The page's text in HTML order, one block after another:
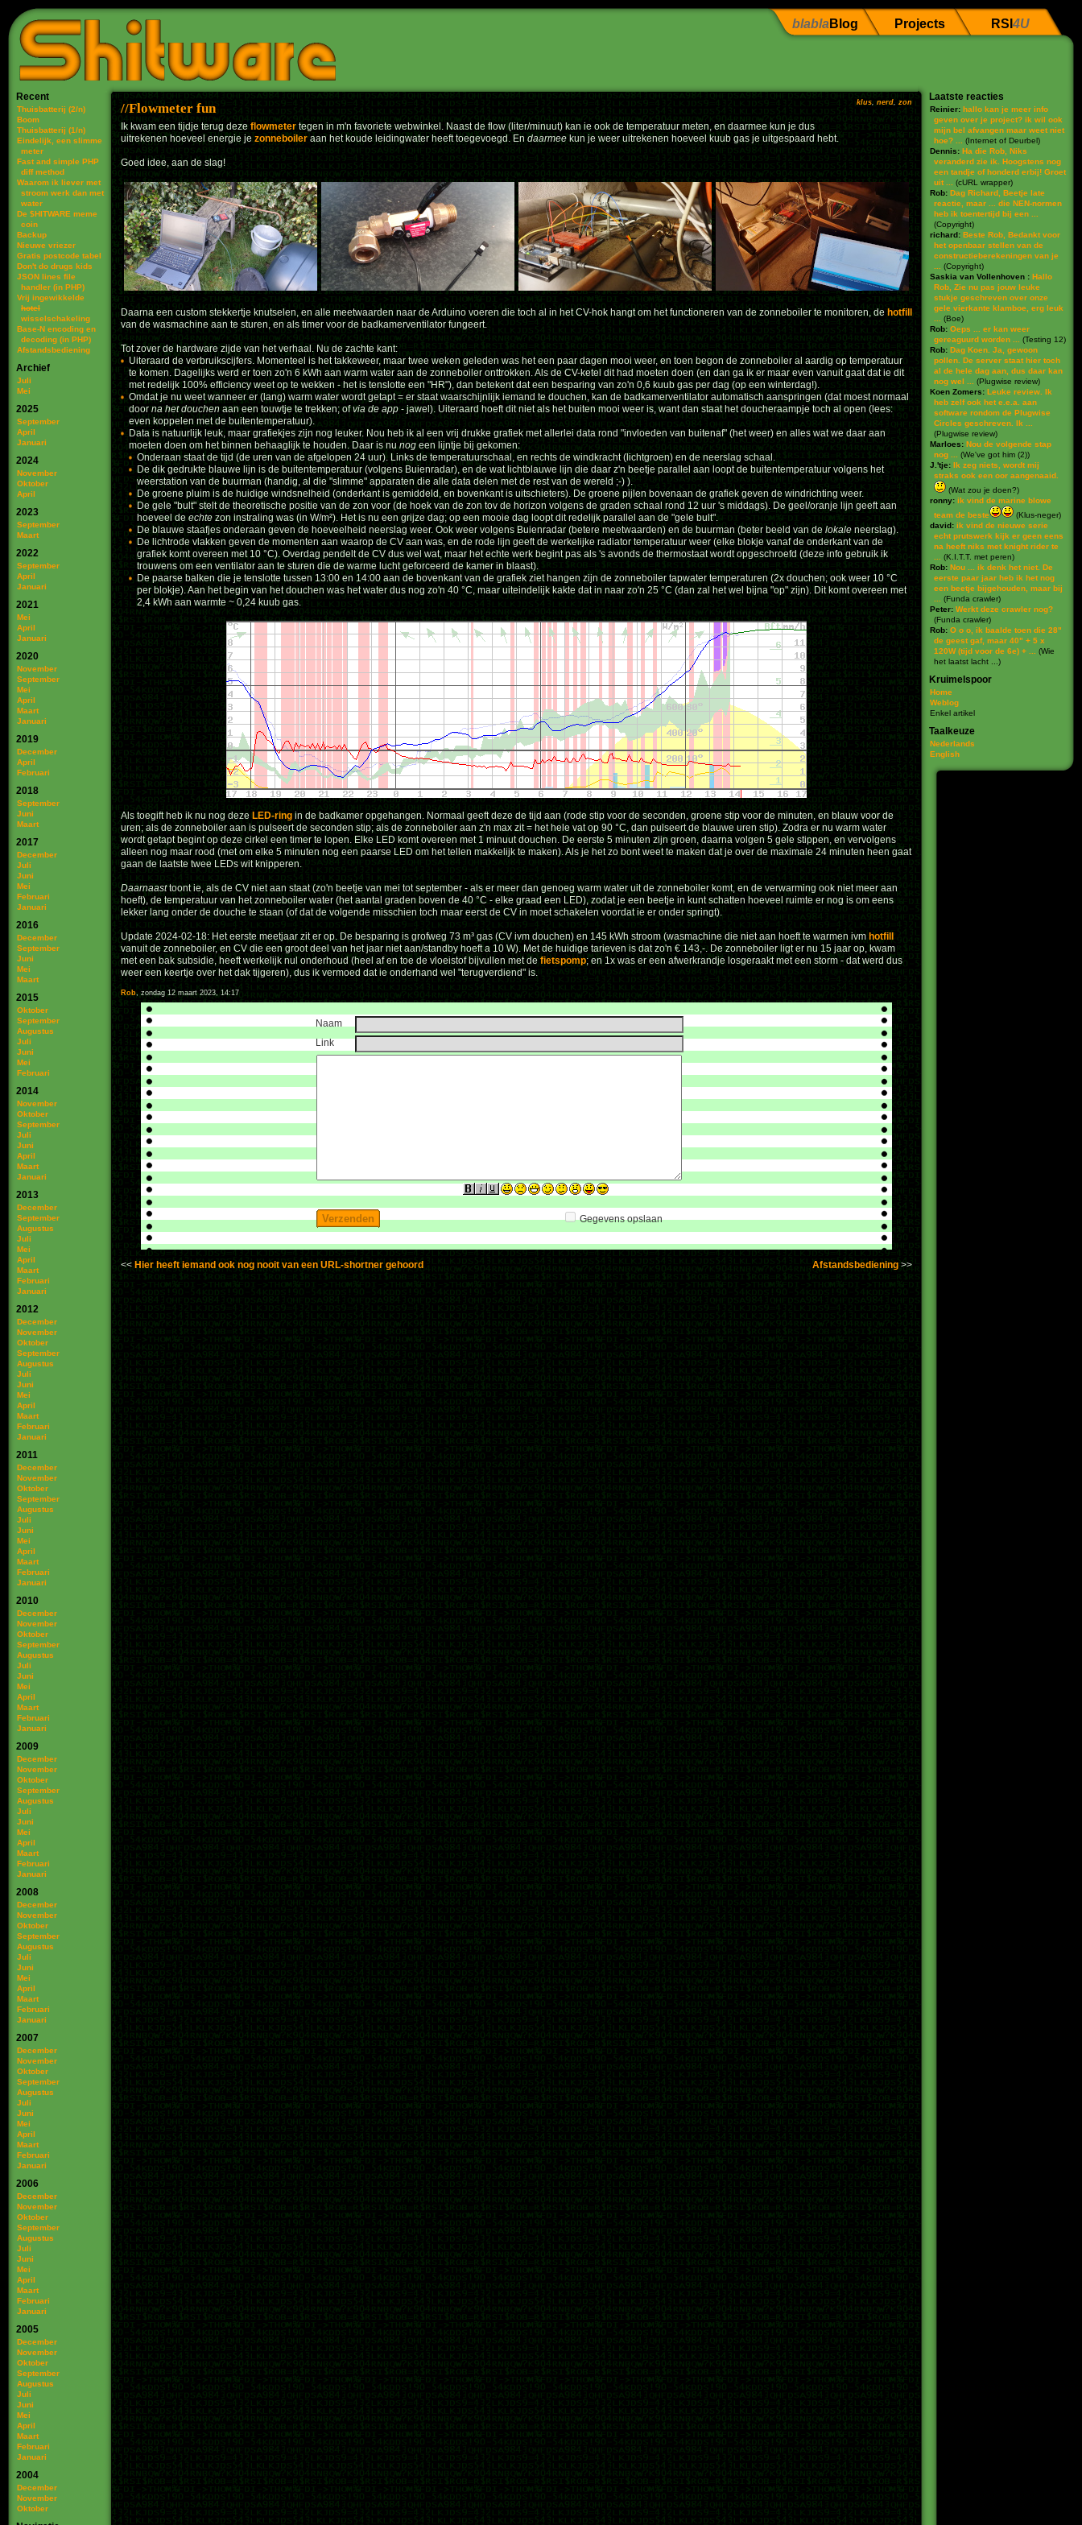
blabla Blog Projects RSI 4U
Recent
Thuisbatterij (2/n)
Boom
Thuisbatterij (1/n)
Eindelijk, een slimme
meter
Fast and simple PHP
diff method
Waarom ik liever met
stroom werk dan met
water
De $HITWARE meme
coin
Backup
Nieuwe vriezer
Gratis postcode tabel
Don't do drugs kids
JSON lines file
handler (in PHP)
Vrij ingewikkelde
hotel
wisselschakeling
Base-N encoding en
decoding (in PHP)
Afstandsbediening
Archief
Juli
Mei
2025
September
April
Januari
2024
November
Oktober
April
2023
September
Maart
2022
September
April
Januari
2021
Mei
April
Januari
2020
November
September
Mei
April
Maart
Januari
2019
December
April
Februari
2018
September
Juni
Maart
2017
December
Juli
Juni
Mei
Februari
Januari
2016
December
September
Juni
Mei
Maart
2015
Oktober
September
Augustus
Juli
Juni
Mei
Februari
2014
November
Oktober
September
Juli
Juni
April
Maart
Januari
2013
December
September
Augustus
Juli
Mei
April
Maart
Februari
Januari
2012
December
November
Oktober
September
Augustus
Juli
Juni
Mei
April
Maart
Februari
Januari
2011
December
November
Oktober
September
Augustus
Juli
Juni
Mei
April
Maart
Februari
Januari
2010
December
November
Oktober
September
Augustus
Juli
Juni
Mei
April
Maart
Februari
Januari
2009
December
November
Oktober
September
Augustus
Juli
Juni
Mei
April
Maart
Februari
Januari
2008
December
November
Oktober
September
Augustus
Juli
Juni
Mei
April
Maart
Februari
Januari
2007
December
November
Oktober
September
Augustus
Juli
Juni
Mei
April
Maart
Februari
Januari
2006
December
November
Oktober
September
Augustus
Juli
Juni
Mei
April
Maart
Februari
Januari
2005
December
November
Oktober
September
Augustus
Juli
Juni
Mei
April
Maart
Februari
Januari
2004
December
November
Oktober
Flowmeter fun klus,nerd, zon
Ik kwam een tijdje terug dezeflowmetertegen in m'n favoriete webwinkel. Naast de flow (liter/minuut) kan ie ook de temperatuur meten, en daarmee kun je dus
uitrekenen hoeveel energie jezonneboileraan het koude leidingwater heeft toegevoegd. Endaarmeekun je weer uitrekenen hoeveel kuub gas je uitgespaard hebt.
Goed idee, aan de slag!
Daarna een custom stekkertje knutselen, en alle meetwaarden naar de Arduino voeren die toch al in het CV-hok hangt om het functioneren van de zonneboiler te monitoren, de hotfill
van de wasmachine aan te sturen, en als timer voor de badkamerventilator fungeert.
Tot zover de hardware zijde van het verhaal. Nu de zachte kant:
Uiteraard de verbruikscijfers. Momenteel is het takkeweer, maar twee weken geleden was het een paar dagen mooi weer, en toen begon de zonneboiler al aardig op temperatuur
te komen. Dagelijks werd er toen zo'n 6 kWh aan warm water aan de zonneboiler onttrokken. Als de CV-ketel dit had moeten doen (en dan ga ik er maar even vanuit gaat dat ie dit
met redelijk 100% efficiency weet op te wekken - het is tenslotte een "HR"), dan betekent dat een besparing van zo'n 0,6 kuub gas per dag (op een winterdag!).
Omdat je nu weet wanneer er (lang) warm water wordt getapt = er staat waarschijnlijk iemand te douchen, kan de badkamerventilator automatisch aanspringen (dat moest normaal
doorna het douchenaan een touwtje te trekken; ofvia de app- jawel). Uiteraard hoeft dit niet als het buiten mooi weer is, want dan staat het doucheraampje toch al open (lees:
even koppelen met de buitentemperatuur).
Data is natuurlijk leuk, maar grafiekjes zijn nog leuker. Nou heb ik al een vrij drukke grafiek met allerlei data rond "invloeden van buitenaf" (het weer) en alles wat we daar aan
moeten doen om het binnen behaaglijk te houden. Daar is nunogeen lijntje bij gekomen:
Onderaan staat de tijd (de uren van de afgelopen 24 uur). Links de temperatuurschaal, en rechts de windkracht (lichtgroen) en de neerslag schaal.
De dik gedrukte blauwe lijn is de buitentemperatuur (volgens Buienradar), en de wat lichtblauwe lijn die daar z'n beetje parallel aan loopt de buitentemperatuur volgens het
weerstation van de buurman (handig, al die "slimme" apparaten die alle data delen met de rest van de wereld ;-) ).
De groene pluim is de huidige windsnelheid (onderkant is gemiddeld, en bovenkant is uitschieters). De groene pijlen bovenaan de grafiek geven de windrichting weer.
De gele "bult" stelt de theoretische positie van de zon voor (de hoek van de zon tov de horizon volgens de graden schaal rond 12 uur 's middags). De geel/oranje lijn geeft aan
hoeveel deechte zon instraling was (in W/m²). Het is nu een grijze dag; op een mooie dag loopt dit redelijk parallel aan de "gele bult".
De blauwe staafjes onderaan geven de hoeveelheid neerslag weer. Ook weer volgens Buienradar (betere meetwaarden) en de buurman (beter beeld van de lokaleneerslag).
De lichtrode vlakken geven de momenten aan waarop de CV aan was, en de rode lijn geeft de werkelijke radiator temperatuur weer (elke blokje vanaf de onderkant van de
grafiek komt overeen met 10 °C). Overdag pendelt de CV dus wel wat, maar het echte werk begint pas als 's avonds de thermostaat wordt opgeschroefd (deze info gebruik ik
trouwens om een ventilator aan te sturen die de warme lucht geforceerd de kamer in blaast).
De paarse balken die je tenslotte tussen 13:00 en 14:00 aan de bovenkant van de grafiek ziet hangen zijn de zonneboiler tapwater temperaturen (2x douchen; ook weer 10 °C
per blokje). Aan het begin van het douchen was het water dus nog zo'n 40 °C, maar uiteindelijk kakte dat in naar zo'n 25 °C (dan zal het wel bijna "op" zijn). Dit komt overeen met
2,4 kWh aan warmte ~ 0,24 kuub gas.
Als toegift heb ik nu nog dezeLED-ring in de badkamer opgehangen. Normaal geeft deze de tijd aan (rode stip voor de seconden, groene stip voor de minuten, en blauw voor de
uren; als de zonneboiler aan is pulseert de seconden stip; als de zonneboiler aan z'n max zit = het hele vat op 90 °C, dan pulseert de blauwe uren stip). Zodra er nu warm water
wordt getapt begint op deze cirkel een timer te lopen. Elke LED komt overeen met 1 minuut douchen. De eerste 5 minuten zijn groen, daarna volgen 5 gele stippen, en vervolgens
alleen nog maar rood (met om elke 5 minuten nog een paarse LED om het tellen makkelijk te maken). Als je het zo bont weet te maken dat je over de maximale 24 minuten heen gaat
gaan de laatste twee LEDs wit knipperen.
Daarnaasttoont ie, als de CV niet aan staat (zo'n beetje van mei tot september - als er meer dan genoeg warm water uit de zonneboiler komt, en de verwarming ook niet meer aan
hoeft), de temperatuur van het zonneboiler water (het aantal graden boven de 40 °C - elke graad een LED), zodat je een beetje in kunt schatten hoeveel ruimte er nog is om eens
lekker lang onder de douche te staan (of dat de volgende misschien toch maar eerst de CV in moet schakelen voordat ie er onder springt).
Update 2024-02-18: Het eerste meetjaar zit er op. De besparing is grofweg 73 m³ gas (CV ivm douchen) en 145 kWh stroom (wasmachine die niet aan hoeft te warmen ivm hotfill
vanuit de zonneboiler, en CV die een groot deel van het jaar niet aan/standby hoeft a 10 W). Met de huidige tarieven is dat zo'n € 143,-. De zonneboiler ligt er nu 15 jaar op, kwam
met een bak subsidie, heeft werkelijk nul onderhoud (heel af en toe de vloeistof bijvullen met defietspomp; en 1x was er een afwerkrandje losgeraakt met een storm - dat werd dus
weer een keertje over het dak tijgeren), dus ik vermoed dat ie onderhand wel "terugverdiend" is.
Rob, zondag 12 maart 2023, 14:17
Naam
Link
Gegevens opslaan
Hier heeft iemand ook nog nooit van een URL-shortner gehoord Afstandsbediening
Laatste reacties
Reinier: hallo kan je meer info
geven over je project? ik wil ook
mijn bel afvangen maar weet niet
hoe? ...
(Internet of Deurbel)
Dennis: Ha die Rob, Niks
veranderd zie ik. Hoogstens nog
een tandje of honderd erbij! Groet
uit ...
(cURL wrapper)
Rob: Dag Richard, Beetje late
reactie, maar ... die NEN-normen
heb ik toentertijd bij een ...
(Copyright)
richard: Beste Rob, Bedankt voor
het openbaar stellen van de
constructieberekeningen van je
(Copyright)
Saskia van Vollenhoven : Hallo
Rob, Zie nu pas jouw leuke
stukje geschreven over onze
gele vierkante klamboe, erg leuk
(Boe)
Rob: Oeps ... er kan weer
gereaguurd worden ...
(Testing 12)
Rob: Dag Koen. Ja, gewoon
pollen. De server staat hier toch
al de hele dag aan, dus daar kan
nog wel ...
(Plugwise review)
Koen Zomers: Leuke review. Ik
heb zelf ook het e.e.a. aan
software rondom de Plugwise
Circles geschreven. Ik ...
(Plugwise review)
Marloes: Nou de volgende stap
nog ...
(We've got him (2))
J.'tje: Ik zeg niets, wordt mij
straks ook een oor aangenaaid.
(Wat zou je doen?)
ronny: ik vind de marine blowe
team de beste
(Klus-neger)
david: ik vind de nieuwe serie
echt prutswerk kijk er geen eens
na heeft niks met knight rider te
(K.I.T.T. met peren)
Rob: Nou ... ik denk het niet. De
eerste paar jaar heb ik het nog
een beetje bijgehouden, maar bij
(Funda crawler)
Peter: Werkt deze crawler nog?
(Funda crawler)
Rob: O o o, ik baalde toen die 28"
de geest gaf, maar 40" + 5 x
120W (tijd voor de 6e) + ...
(Wie
het laatst lacht ... )
Kruimelspoor
Home
Weblog
Enkel artikel
Taalkeuze
Nederlands
English